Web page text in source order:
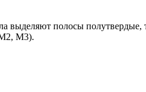
выделяют полосы
М2, М3).